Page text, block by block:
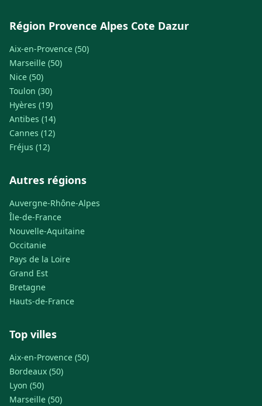
Région Provence Alpes Cote Dazur
Aix-en-Provence (50)
Marseille (50)
Nice (50)
Toulon (30)
Hyères (19)
Antibes (14)
Cannes (12)
Fréjus (12)
Autres régions
Auvergne-Rhône-Alpes
Île-de-France
Nouvelle-Aquitaine
Occitanie
Pays de la Loire
Grand Est
Bretagne
Hauts-de-France
Top villes
Aix-en-Provence (50)
Bordeaux (50)
Lyon (50)
Marseille (50)